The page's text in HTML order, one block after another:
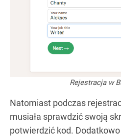
Rejestracja w
Natomiast podczas
musiała sprawdzić swoją
potwierdzić kod.